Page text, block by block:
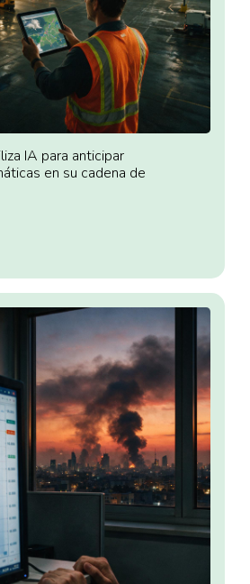
IA para anticipar
en su cadena de